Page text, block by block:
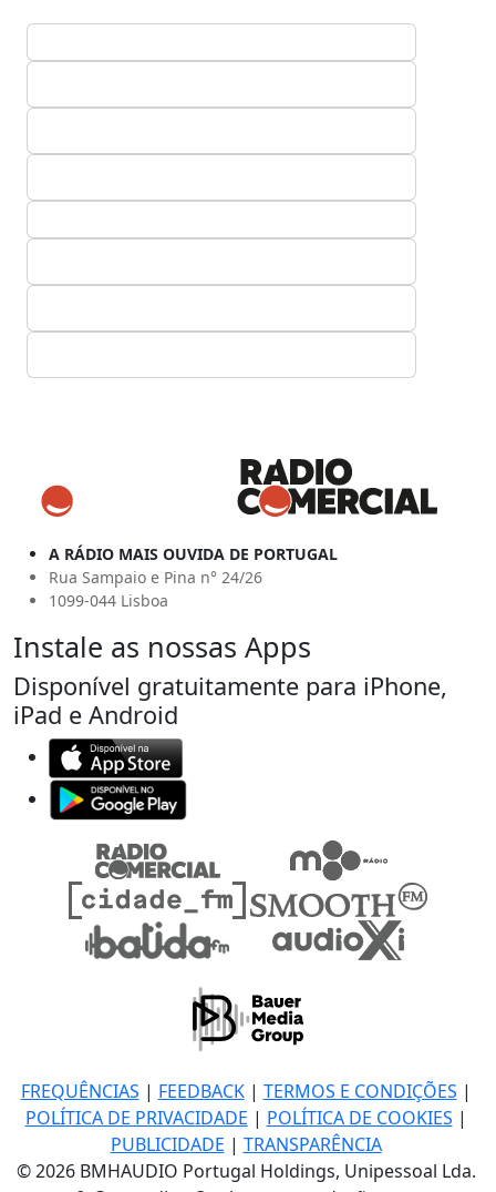
A RÁDIO MAIS OUVIDA DE PORTUGAL
Rua Sampaio e Pina n° 24/26
1099-044 Lisboa
Instale as nossas Apps
Disponível gratuitamente para iPhone,
iPad e Android
FREQUÊNCIAS | FEEDBACK| TERMOS E CONDIÇÕES |
POLÍTICA DE PRIVACIDADE | POLÍTICA DE COOKIES |
PUBLICIDADE | TRANSPARÊNCIA
© 2026 BMHAUDIO Portugal Holdings, Unipessoal Lda.